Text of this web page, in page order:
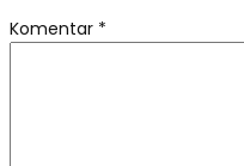
Komentar *